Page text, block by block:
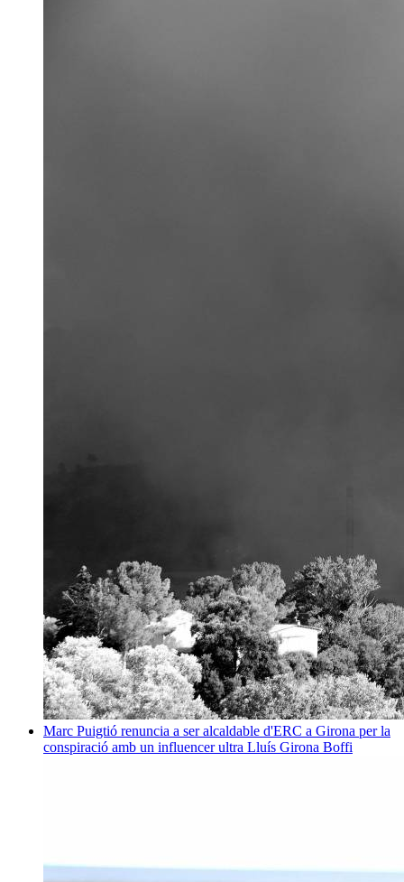
Marc Puigtió renuncia a ser alcaldable d'ERC a Girona per la
conspiració amb un influencer ultra Lluís Girona Boffi